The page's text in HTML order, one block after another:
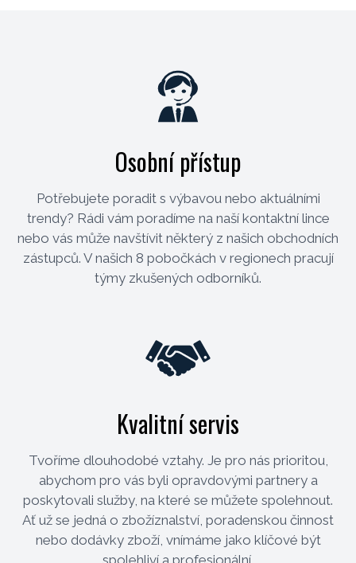
Osobní přístup
Potřebujete poradit s výbavou nebo aktuálními
trendy? Rádi vám poradíme na naší kontaktní lince
nebo vás může navštívit některý z našich obchodních
zástupců. V našich 8 pobočkách v regionech pracují
týmy zkušených odborníků.
Kvalitní servis
Tvoříme dlouhodobé vztahy. Je pro nás prioritou,
abychom pro vás byli opravdovými partnery a
poskytovali služby, na které se můžete spolehnout.
Ať už se jedná o zbožíznalství, poradenskou činnost
nebo dodávky zboží, vnímáme jako klíčové být